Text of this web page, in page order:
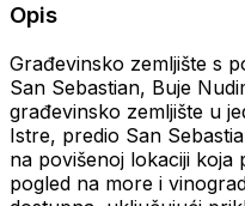
Opis
Građevinsko zemljište s
San Sebastian, Buje
građevinsko zemljište u
Istre, predio San
na povišenoj lokaciji
pogled na more i